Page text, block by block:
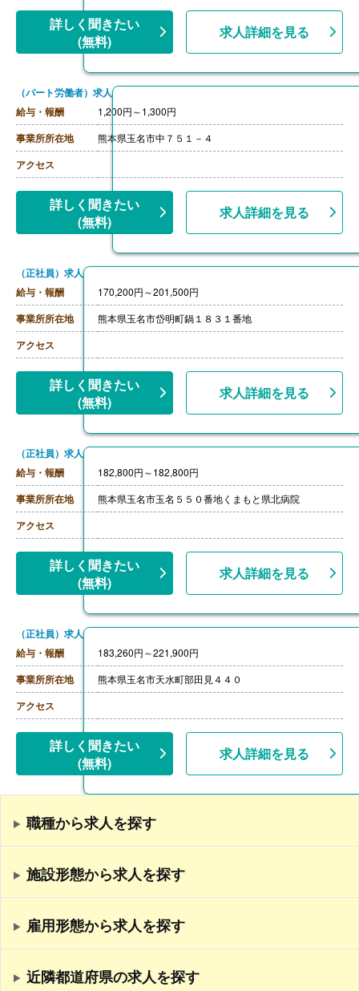
詳しく聞きたい
(無料)
求人詳細を見る
（パート労働者）求人
給与・報酬
1,200円～1,300円
事業所所在地 熊本県玉名市中７５１－４
アクセス
詳しく聞きたい
(無料)
求人詳細を見る
（正社員）求人
給与・報酬
170,200円～201,500円
事業所所在地 熊本県玉名市岱明町鍋１８３１番地
アクセス
詳しく聞きたい
(無料)
求人詳細を見る
（正社員）求人
給与・報酬
182,800円～182,800円
事業所所在地 熊本県玉名市玉名５５０番地くまもと県北病院
アクセス
詳しく聞きたい
(無料)
求人詳細を見る
（正社員）求人
給与・報酬
183,260円～221,900円
事業所所在地 熊本県玉名市天水町部田見４４０
アクセス
詳しく聞きたい
(無料)
求人詳細を見る
職種から求人を探す
施設形態から求人を探す
雇用形態から求人を探す
近隣都道府県の求人を探す